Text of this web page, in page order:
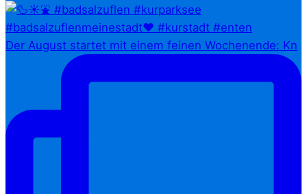
Der August startet mit einem feinen Wochenende: Kn